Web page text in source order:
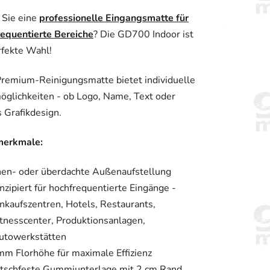
eine professionelle Eingangsmatte für
Bereiche? Die GD700 Indoor ist
Wahl!
Reinigungsmatte bietet individuelle
- ob Logo, Name, Text oder
Grafikdesign.
oder überdachte Außenaufstellung
für hochfrequentierte Eingänge -
Hotels, Restaurants,
Produktionsanlagen,
Florhöhe für maximale Effizienz